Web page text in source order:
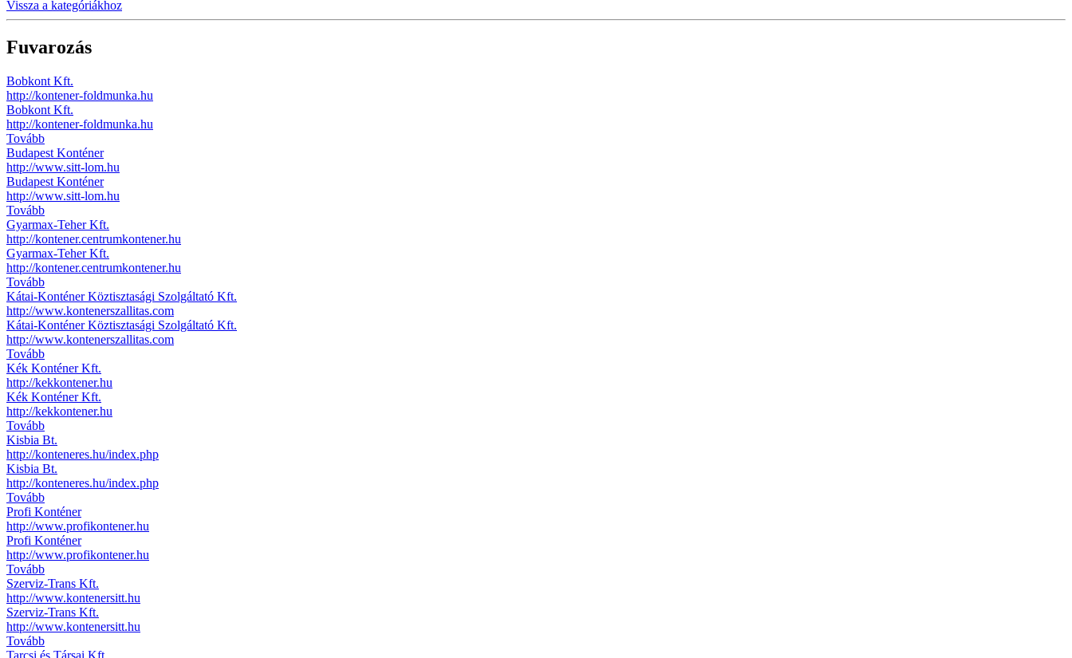
Vissza a kategóriákhoz
Fuvarozás
Bobkont Kft.
http://kontener-foldmunka.hu
Bobkont Kft.
http://kontener-foldmunka.hu
Tovább
Budapest Konténer
http://www.sitt-lom.hu
Budapest Konténer
http://www.sitt-lom.hu
Tovább
Gyarmax-Teher Kft.
http://kontener.centrumkontener.hu
Gyarmax-Teher Kft.
http://kontener.centrumkontener.hu
Tovább
Kátai-Konténer Köztisztasági Szolgáltató Kft.
http://www.kontenerszallitas.com
Kátai-Konténer Köztisztasági Szolgáltató Kft.
http://www.kontenerszallitas.com
Tovább
Kék Konténer Kft.
http://kekkontener.hu
Kék Konténer Kft.
http://kekkontener.hu
Tovább
Kisbia Bt.
http://konteneres.hu/index.php
Kisbia Bt.
http://konteneres.hu/index.php
Tovább
Profi Konténer
http://www.profikontener.hu
Profi Konténer
http://www.profikontener.hu
Tovább
Szerviz-Trans Kft.
http://www.kontenersitt.hu
Szerviz-Trans Kft.
http://www.kontenersitt.hu
Tovább